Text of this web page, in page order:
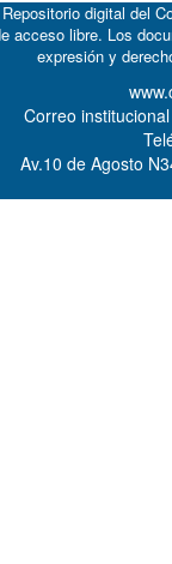
digital del
acceso libre. Los
expresión y
Correo
Av.10 de Agosto